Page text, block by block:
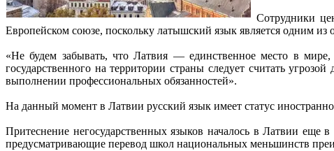
Сотрудники
Европейском союзе, поскольку латышский язык является одним
«Не будем забывать, что Латвия — единственное место в
государственного на территории страны следует считать
выполнении профессиональных обязанностей».
На данный момент в Латвии русский язык имеет статус
Притеснение негосударственных языков началось в Латвии еще
предусматривающие перевод школ национальных меньшинств